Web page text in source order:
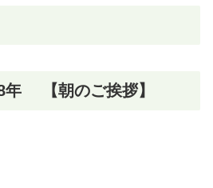
【朝のご挨拶】